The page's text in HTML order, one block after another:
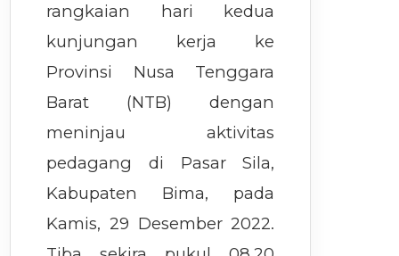
rangkaian hari kedua
kunjungan kerja ke
Provinsi Nusa Tenggara
Barat (NTB) dengan
meninjau aktivitas
pedagang di Pasar Sila,
Kabupaten Bima, pada
Kamis, 29 Desember 2022.